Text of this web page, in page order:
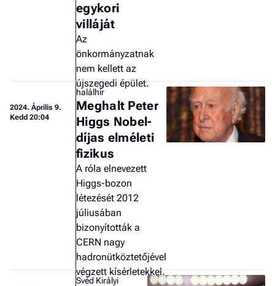
egykori
villáját
Az
önkormányzatnak
nem kellett az
újszegedi épület.
2024. Április 9.
Kedd 20:04
halálhír
Meghalt Peter
Higgs Nobel-
díjas elméleti
fizikus
A róla elnevezett
Higgs-bozon
létezését 2012
júliusában
bizonyították a
CERN nagy
hadronütköztetőjével
végzett kísérletekkel.
Svéd Királyi